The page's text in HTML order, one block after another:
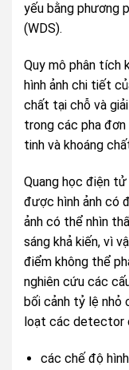
yếu bằng phương
(WDS).
Quy mô phân tích
hình ảnh chi tiết
chất tại chỗ và
trong các pha
tinh và khoáng
Quang học điện
được hình ảnh có
ảnh có thể nhìn
sáng khả kiến, vì
điểm không thể
nghiên cứu các
bối cảnh tỷ lệ nhỏ
loạt các detector
các chế độ